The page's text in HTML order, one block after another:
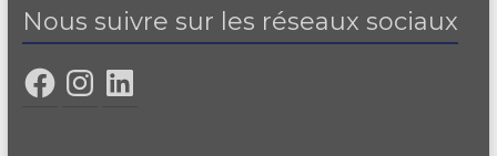
Nous suivre sur les réseaux sociaux